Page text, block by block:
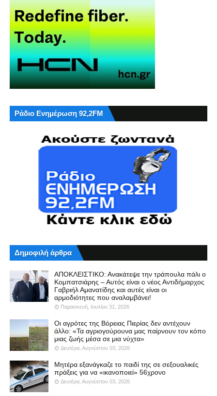
Ράδιο Ενημέρωση 92,2FM
Δημοφιλή άρθρα
ΑΠΟΚΛΕΙΣΤΙΚΟ: Ανακάτεψε την τράπουλα πάλι ο
Κομπατσιάρης – Αυτός είναι ο νέος Αντιδήμαρχος
Γαβριήλ Αμανατίδης και αυτές είναι οι
αρμοδιότητες που αναλαμβάνει!
Παρασκευή, Ιουλίου 31, 2026
Οι αγρότες της Βόρειας Πιερίας δεν αντέχουν
άλλο: «Τα αγριογούρουνα μας παίρνουν τον κόπο
μιας ζωής μέσα σε μια νύχτα»
Δευτέρα, Αυγούστου 03, 2026
Μητέρα εξανάγκαζε το παιδί της σε σεξουαλικές
πράξεις για να «ικανοποιεί» 56χρονο
Δευτέρα, Αυγούστου 03, 2026